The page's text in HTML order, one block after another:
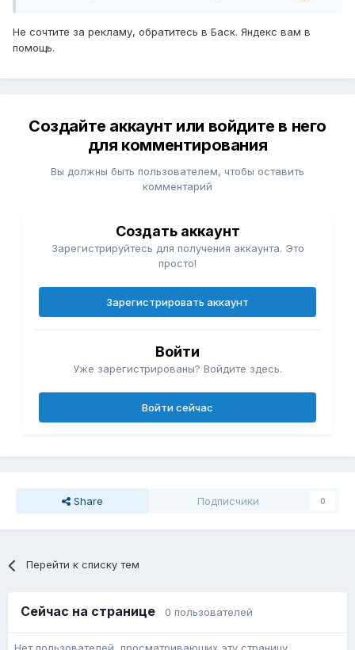
Не сочтите за рекламу, обратитесь в Баск. Яндекс вам в
помощь.
Создайте аккаунт или войдите в него
для комментирования
Вы должны быть пользователем, чтобы оставить
комментарий
Создать аккаунт
Зарегистрируйтесь для получения аккаунта. Это
просто!
Зарегистрировать аккаунт
Войти
Уже зарегистрированы? Войдите здесь.
Войти сейчас
Share Подписчики 0
Перейти к списку тем
Сейчас на странице 0 пользователей